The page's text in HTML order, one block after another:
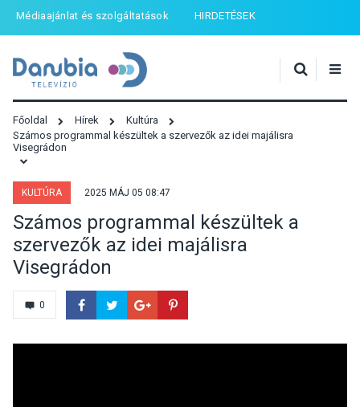
Médiaajánlat és szolgáltatások HIRDETÉSEK
Főoldal Hírek
Kultúra
Számos programmal készültek a szervezők az idei majálisra
Visegrádon
KULTÚRA 2025 MÁJ 05 08:47
Számos programmal készültek a
szervezők az idei majálisra
Visegrádon
0